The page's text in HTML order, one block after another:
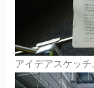
アイデアスケッチ